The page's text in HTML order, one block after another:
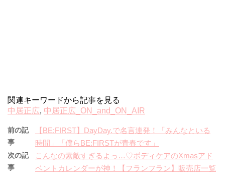
関連キーワードから記事を見る
中居正広, 中居正広_ON_and_ON_AIR
前の記
事
【BE:FIRST】DayDay.で名言連発！「みんなといる
時間」「僕らBE:FIRSTが青春です」
次の記
事
こんなの素敵すぎるよっ…♡ボディケアのXmasアド
ベントカレンダーが神！【フランフラン】販売店一覧